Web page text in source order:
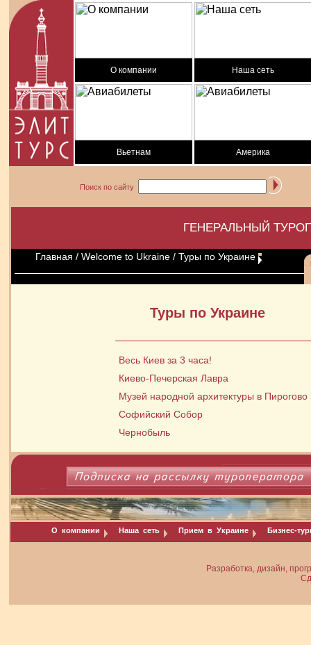
О компании Наша сеть
Вьетнам Америка
Поиск по сайту
ГЕНЕРАЛЬНЫЙ
Главная / Welcome to Ukraine / Туры по Украине
Туры по Украине
Весь Киев за 3 часа!
Киево-Печерская Лавра
Музей народной архитектуры в Пирогово
Софийский Собор
Чернобыль
О компании Наша сеть Прием в Украине Бизнес-
Разработка, дизайн,